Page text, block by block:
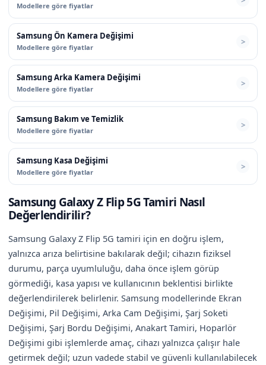
Modellere göre fiyatlar
Samsung Ön Kamera Değişimi
Modellere göre fiyatlar
Samsung Arka Kamera Değişimi
Modellere göre fiyatlar
Samsung Bakım ve Temizlik
Modellere göre fiyatlar
Samsung Kasa Değişimi
Modellere göre fiyatlar
Samsung Galaxy Z Flip 5G Tamiri Nasıl
Değerlendirilir?
Samsung Galaxy Z Flip 5G tamiri için en doğru işlem,
yalnızca arıza belirtisine bakılarak değil; cihazın fiziksel
durumu, parça uyumluluğu, daha önce işlem görüp
görmediği, kasa yapısı ve kullanıcının beklentisi birlikte
değerlendirilerek belirlenir. Samsung modellerinde Ekran
Değişimi, Pil Değişimi, Arka Cam Değişimi, Şarj Soketi
Değişimi, Şarj Bordu Değişimi, Anakart Tamiri, Hoparlör
Değişimi gibi işlemlerde amaç, cihazı yalnızca çalışır hale
getirmek değil; uzun vadede stabil ve güvenli kullanılabilecek